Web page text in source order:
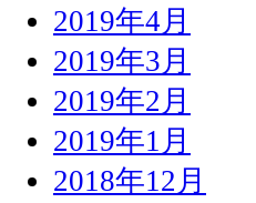
2019年4月
2019年3月
2019年2月
2019年1月
2018年12月